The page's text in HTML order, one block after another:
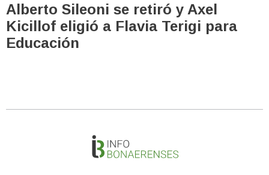
Alberto Sileoni se retiró y Axel
Kicillof eligió a Flavia Terigi para
Educación